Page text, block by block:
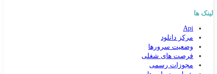
لینک ها
Api
مرکز دانلود
وضعیت سرورها
فرصت های شغلی
مجوزات رسمی